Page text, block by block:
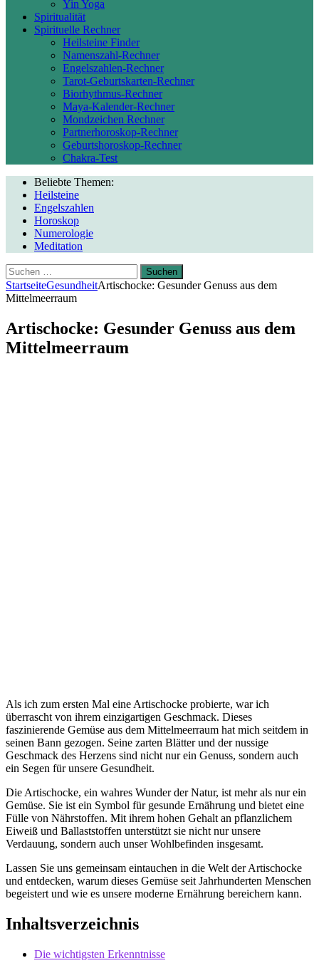
Yin Yoga
Spiritualität
Spirituelle Rechner
Heilsteine Finder
Namenszahl-Rechner
Engelszahlen-Rechner
Tarot-Geburtskarten-Rechner
Biorhythmus-Rechner
Maya-Kalender-Rechner
Mondzeichen Rechner
Partnerhoroskop-Rechner
Geburtshoroskop-Rechner
Chakra-Test
Beliebte Themen:
Heilsteine
Engelszahlen
Horoskop
Numerologie
Meditation
Suchen
nach:
StartseiteGesundheitArtischocke: Gesunder Genuss aus dem
Mittelmeerraum
Artischocke: Gesunder Genuss aus dem
Mittelmeerraum
Als ich zum ersten Mal eine Artischocke probierte, war ich
überrascht von ihrem einzigartigen Geschmack. Dieses
faszinierende Gemüse aus dem Mittelmeerraum hat mich seitdem in
seinen Bann gezogen. Seine zarten Blätter und der nussige
Geschmack des Herzens sind nicht nur ein Genuss, sondern auch
ein Segen für unsere Gesundheit.
Die Artischocke, ein wahres Wunder der Natur, ist mehr als nur ein
Gemüse. Sie ist ein Symbol für gesunde Ernährung und bietet eine
Fülle von Nährstoffen. Mit ihrem hohen Gehalt an pflanzlichem
Eiweiß und Ballaststoffen unterstützt sie nicht nur unsere
Verdauung, sondern auch unser Wohlbefinden insgesamt.
Lassen Sie uns gemeinsam eintauchen in die Welt der Artischocke
und entdecken, warum dieses Gemüse seit Jahrhunderten Menschen
begeistert und wie es unsere moderne Ernährung bereichern kann.
Inhaltsverzeichnis
Die wichtigsten Erkenntnisse